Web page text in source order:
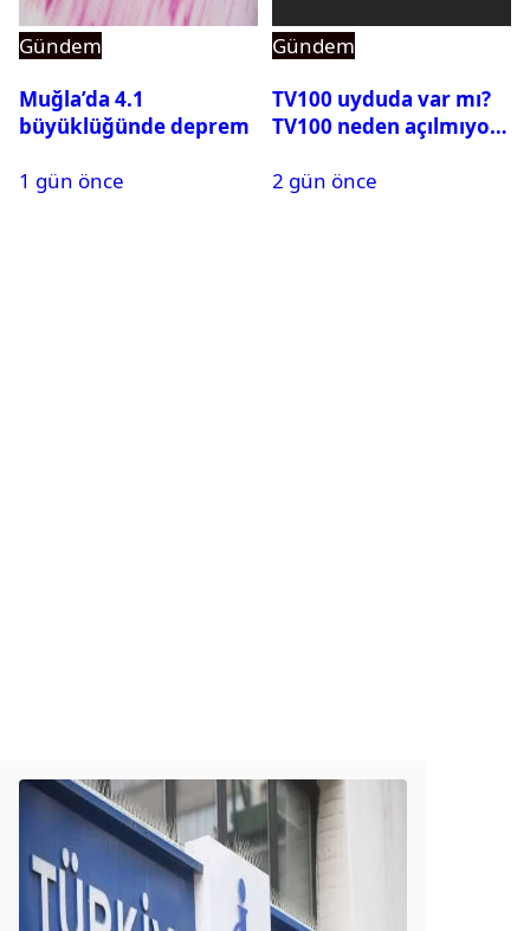
Gündem
Muğla’da 4.1
büyüklüğünde deprem
1 gün önce
Gündem
TV100 uyduda var mı?
TV100 neden açılmıyor?
2 gün önce